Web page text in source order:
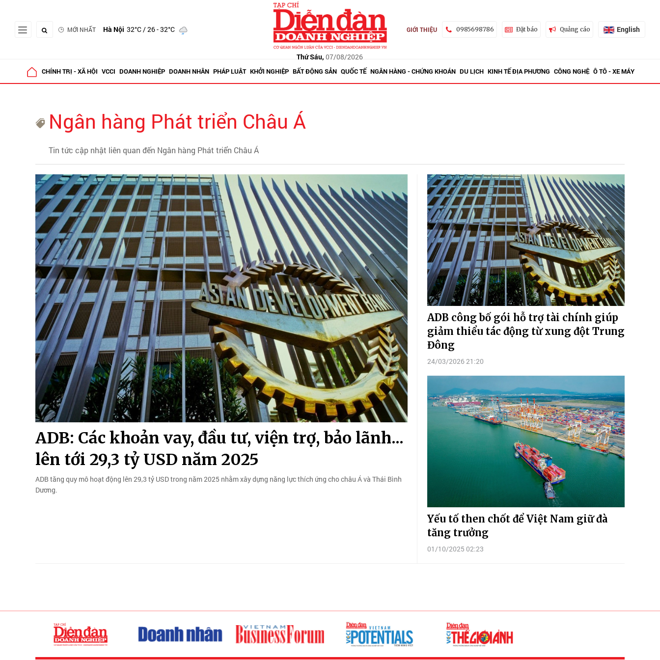
MỚI NHẤT Hà Nội 32°C/ 26 - 32°C
Thứ Sáu, 07/08/2026
GIỚI THIỆU 0985698786 Đặt báo Quảng cáo English
CHÍNH TRỊ - XÃ HỘI VCCI DOANH NGHIỆP DOANH NHÂN PHÁP LUẬT KHỞI NGHIỆP BẤT ĐỘNG SẢN QUỐC TẾ NGÂN HÀNG - CHỨNG KHOÁN DU LỊCH KINH TẾ ĐỊA PHƯƠNG CÔNG NGHỆ Ô TÔ - XE MÁY
Ngân hàng Phát triển Châu Á
Tin tức cập nhật liên quan đến Ngân hàng Phát triển Châu Á
ADB: Các khoản vay, đầu tư, viện trợ, bảo lãnh...
lên tới 29,3 tỷ USD năm 2025
ADB tăng quy mô hoạt động lên 29,3 tỷ USD trong năm 2025 nhằm xây dựng năng lực thích ứng cho châu Á và Thái Bình
Dương.
ADB công bố gói hỗ trợ tài chính giúp
giảm thiểu tác động từ xung đột Trung
Đông
24/03/2026 21:20
Yếu tố then chốt để Việt Nam giữ đà
tăng trưởng
01/10/2025 02:23